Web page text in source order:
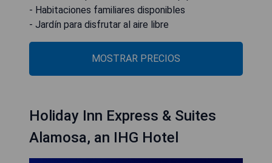
- Habitaciones familiares disponibles
- Jardín para disfrutar al aire libre
MOSTRAR PRECIOS
Holiday Inn Express & Suites
Alamosa, an IHG Hotel